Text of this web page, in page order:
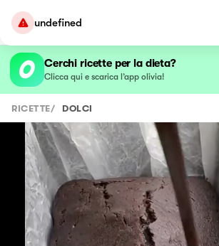
undefined
Cerchi ricette per la dieta?
Clicca qui e scarica l’app olivia!
RICETTE/ DOLCI